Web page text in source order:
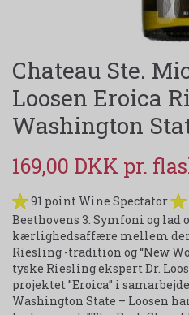
Chateau Ste.
Loosen Eroica
Washington
169,00 DKK
91 point Wine Spectator
Beethovens 3. Symfoni og lad
kærlighedsaffære mellem
Riesling -tradition og “New
tyske Riesling ekspert Dr.
projektet ”Eroica” i
Washington State – Loosen